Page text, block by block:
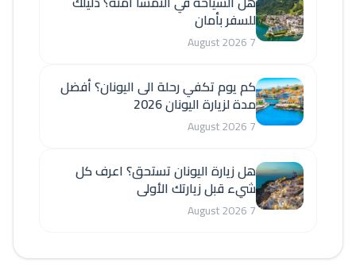
للسفر بأمان
7 August 2026
كم يوم تكفي رحلة الى اليونان؟ أفضل
مدة لزيارة اليونان 2026
7 August 2026
هل زيارة اليونان تستحق؟ اعرف كل
شيء قبل زيارتك الأولى
7 August 2026